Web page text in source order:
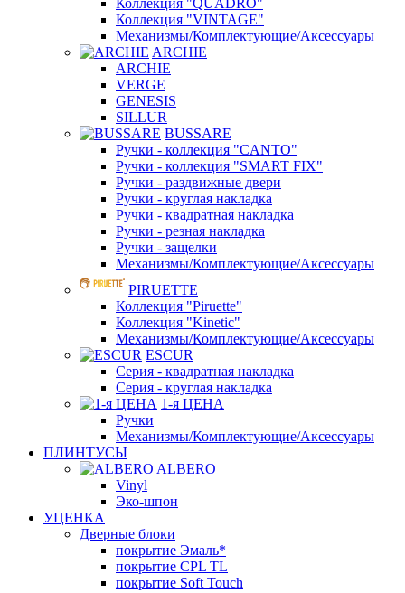
Коллекция "VINTAGE"
Механизмы/Комплектующие/Аксессуары
ARCHIE
ARCHIE
VERGE
GENESIS
SILLUR
BUSSARE
Ручки - коллекция "CANTO"
Ручки - коллекция "SMART FIX"
Ручки - раздвижные двери
Ручки - круглая накладка
Ручки - квадратная накладка
Ручки - резная накладка
Ручки - защелки
Механизмы/Комплектующие/Аксессуары
PIRUETTE
Коллекция "Piruette"
Коллекция "Kinetic"
Механизмы/Комплектующие/Аксессуары
ESCUR
Серия - квадратная накладка
Серия - круглая накладка
1-я ЦЕНА
Ручки
Механизмы/Комплектующие/Аксессуары
ПЛИНТУСЫ
ALBERO
Vinyl
Эко-шпон
УЦЕНКА
Дверные блоки
покрытие Эмаль*
покрытие CPL TL
покрытие Soft Touch